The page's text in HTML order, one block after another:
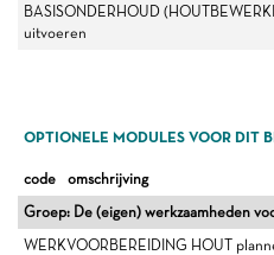
BASISONDERHOUD
uitvoeren
OPTIONELE MODULES VOOR DIT
code
omschrijving
Groep: De (eigen) werkzaamheden
WERKVOORBEREIDING HOUT